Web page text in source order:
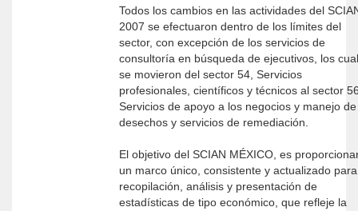
Todos los cambios en las actividades del
2007 se efectuaron dentro de los límites del
sector, con excepción de los servicios de
consultoría en búsqueda de ejecutivos, los
se movieron del sector 54, Servicios
profesionales, científicos y técnicos al sector
Servicios de apoyo a los negocios y manejo de
desechos y servicios de remediación.
El objetivo del SCIAN MÉXICO, es
un marco único, consistente y actualizado
recopilación, análisis y presentación de
estadísticas de tipo económico, que refleje la